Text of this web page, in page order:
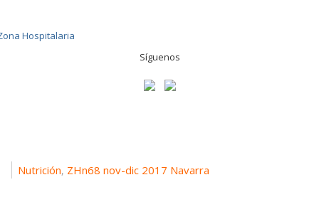
Síguenos
Nutrición, ZHn68 nov-dic 2017 Navarra